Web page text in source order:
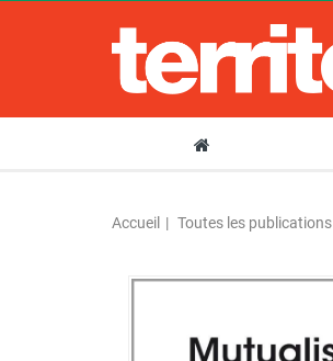
Accueil Toutes les publications